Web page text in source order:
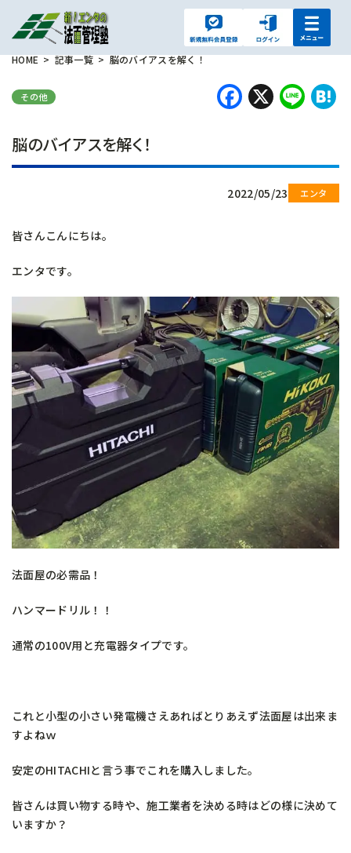
HOME 記事一覧 脳のバイアスを解く！
その他 X
脳のバイアスを解く！
2022/05/23
皆さんこんにちは。
エンタです。
法面屋の必需品！
ハンマードリル！！
通常の100V用と充電器タイプです。
これと小型の小さい発電機さえあればとりあえず法面屋は出来ま
すよねｗ
安定のHITACHIと言う事でこれを購入しました。
皆さんは買い物する時や、施工業者を決める時はどの様に決めて
いますか？